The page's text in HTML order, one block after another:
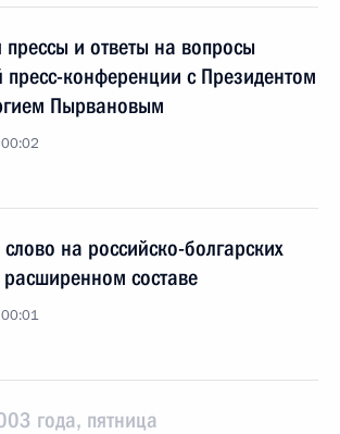
прессы и ответы на вопросы
пресс-конференции с Президентом
Пырвановым
слово на российско-болгарских
расширенном составе
00:01
года, пятница